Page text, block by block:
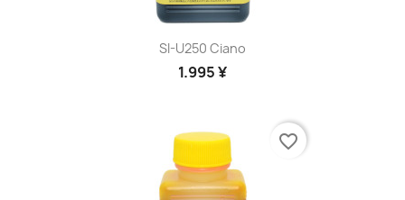
SI-U250 Ciano
1.995 ¥
favorite_border